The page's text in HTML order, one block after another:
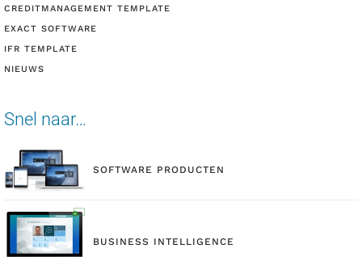
CREDITMANAGEMENT TEMPLATE
EXACT SOFTWARE
IFR TEMPLATE
NIEUWS
Snel naar…
SOFTWARE PRODUCTEN
BUSINESS INTELLIGENCE